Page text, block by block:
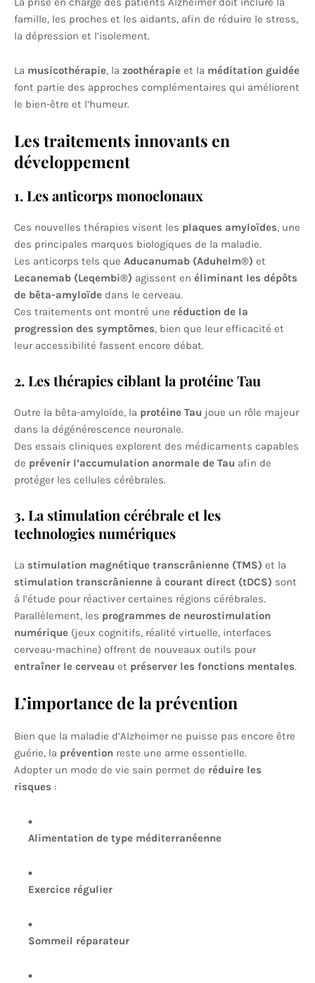
famille, les proches et les aidants, afin de réduire le stress,
la dépression et l’isolement.
La musicothérapie, la zoothérapie et la méditation guidée
font partie des approches complémentaires qui améliorent
le bien-être et l’humeur.
Les traitements innovants en
développement
1. Les anticorps monoclonaux
Ces nouvelles thérapies visent les plaques amyloïdes, une
des principales marques biologiques de la maladie.
Les anticorps tels que Aducanumab (Aduhelm®) et
Lecanemab (Leqembi®) agissent en éliminant les dépôts
de bêta-amyloïde dans le cerveau.
Ces traitements ont montré une réduction de la
progression des symptômes, bien que leur efficacité et
leur accessibilité fassent encore débat.
2. Les thérapies ciblant la protéine Tau
Outre la bêta-amyloïde, la protéine Tau joue un rôle majeur
dans la dégénérescence neuronale.
Des essais cliniques explorent des médicaments capables
de prévenir l’accumulation anormale de Tau afin de
protéger les cellules cérébrales.
3. La stimulation cérébrale et les
technologies numériques
La stimulation magnétique transcrânienne (TMS) et la
stimulation transcrânienne à courant direct (tDCS) sont
à l’étude pour réactiver certaines régions cérébrales.
Parallèlement, les programmes de neurostimulation
numérique (jeux cognitifs, réalité virtuelle, interfaces
cerveau-machine) offrent de nouveaux outils pour
entraîner le cerveau et préserver les fonctions mentales.
L’importance de la prévention
Bien que la maladie d’Alzheimer ne puisse pas encore être
guérie, la prévention reste une arme essentielle.
Adopter un mode de vie sain permet de réduire les
risques :
Alimentation de type méditerranéenne
Exercice régulier
Sommeil réparateur